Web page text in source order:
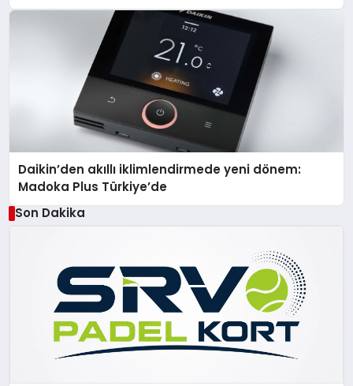
Daikin’den akıllı iklimlendirmede yeni dönem:
Madoka Plus Türkiye’de
Son Dakika